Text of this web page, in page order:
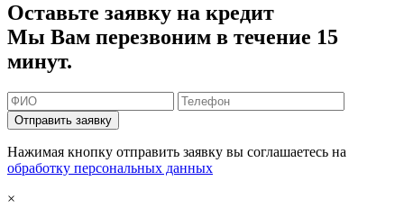
Оставьте заявку на кредит
Мы Вам перезвоним в течение 15
минут.
Отправить заявку
Нажимая кнопку отправить заявку вы соглашаетесь на
обработку персональных данных
×